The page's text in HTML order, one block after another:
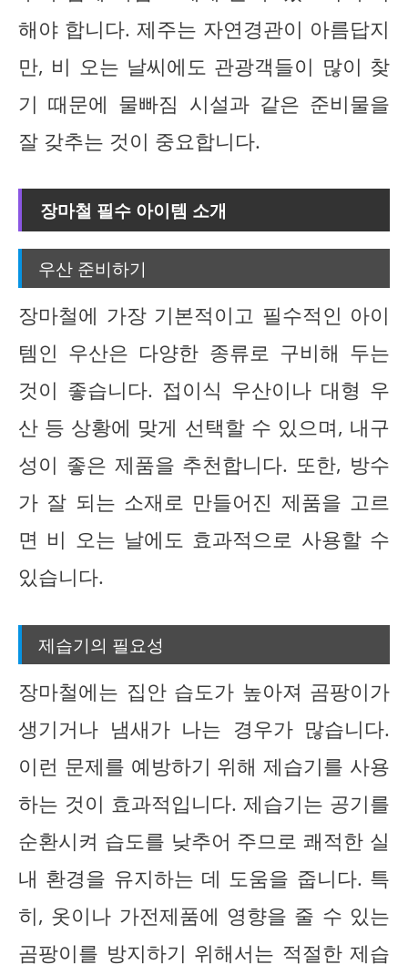
해야 합니다. 제주는 자연경관이 아름답지
만, 비 오는 날씨에도 관광객들이 많이 찾
기 때문에 물빠짐 시설과 같은 준비물을
잘 갖추는 것이 중요합니다.
장마철 필수 아이템 소개
우산 준비하기
장마철에 가장 기본적이고 필수적인 아이
템인 우산은 다양한 종류로 구비해 두는
것이 좋습니다. 접이식 우산이나 대형 우
산 등 상황에 맞게 선택할 수 있으며, 내구
성이 좋은 제품을 추천합니다. 또한, 방수
가 잘 되는 소재로 만들어진 제품을 고르
면 비 오는 날에도 효과적으로 사용할 수
있습니다.
제습기의 필요성
장마철에는 집안 습도가 높아져 곰팡이가
생기거나 냄새가 나는 경우가 많습니다.
이런 문제를 예방하기 위해 제습기를 사용
하는 것이 효과적입니다. 제습기는 공기를
순환시켜 습도를 낮추어 주므로 쾌적한 실
내 환경을 유지하는 데 도움을 줍니다. 특
히, 옷이나 가전제품에 영향을 줄 수 있는
곰팡이를 방지하기 위해서는 적절한 제습